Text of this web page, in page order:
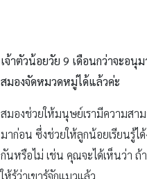
เจ้าตัวน้อยวัย 9 เดือนกว่าจะอนุ
สมองจัดหมวดหมู่ได้แล้วค่ะ
สมองช่วยให้มนุษย์เรามีความสา
มาก่อน ซึ่งช่วยให้ลูกน้อยเรียนรู้ไ
กันหรือไม่ เช่น คุณจะได้เห็นว่า ถ้า
ให้รู้ว่าเขารู้จักแมวแล้ว